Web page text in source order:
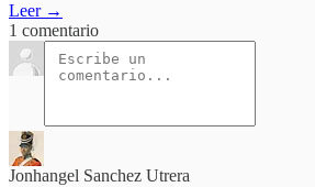
Leer →
1 comentario
Jonhangel Sanchez Utrera